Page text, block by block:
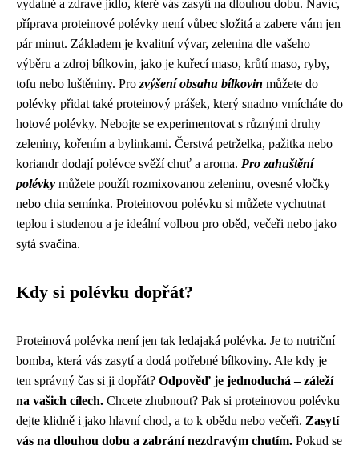
vydatné a zdravé jídlo, které vás zasytí na dlouhou dobu. Navíc,
příprava proteinové polévky není vůbec složitá a zabere vám jen
pár minut. Základem je kvalitní vývar, zelenina dle vašeho
výběru a zdroj bílkovin, jako je kuřecí maso, krůtí maso, ryby,
tofu nebo luštěniny. Pro zvýšení obsahu bílkovin můžete do
polévky přidat také proteinový prášek, který snadno vmícháte do
hotové polévky. Nebojte se experimentovat s různými druhy
zeleniny, kořením a bylinkami. Čerstvá petrželka, pažitka nebo
koriandr dodají polévce svěží chuť a aroma. Pro zahuštění
polévky můžete použít rozmixovanou zeleninu, ovesné vločky
nebo chia semínka. Proteinovou polévku si můžete vychutnat
teplou i studenou a je ideální volbou pro oběd, večeři nebo jako
sytá svačina.
Kdy si polévku dopřát?
Proteinová polévka není jen tak ledajaká polévka. Je to nutriční
bomba, která vás zasytí a dodá potřebné bílkoviny. Ale kdy je
ten správný čas si ji dopřát? Odpověď je jednoduchá – záleží
na vašich cílech. Chcete zhubnout? Pak si proteinovou polévku
dejte klidně i jako hlavní chod, a to k obědu nebo večeři. Zasytí
vás na dlouhou dobu a zabrání nezdravým chutím. Pokud se